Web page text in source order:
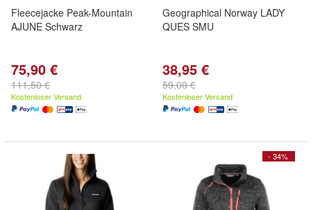
Fleecejacke Peak-Mountain
AJUNE Schwarz
75,90 €
111,50 €
Kostenloser Versand
Geographical Norway LADY
QUES SMU
38,95 €
59,00 €
Kostenloser Versand
- 34%